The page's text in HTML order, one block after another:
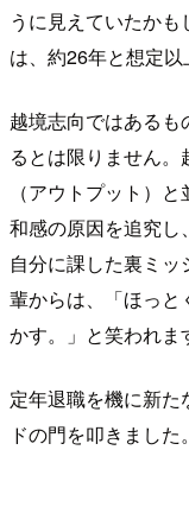
うに見えていたか
は、約26年と想定以
越境志向ではある
るとは限りません
（アウトプット）
和感の原因を追究
自分に課した裏ミ
輩からは、「ほっと
かす。」と笑われま
定年退職を機に新
ドの門を叩きました。